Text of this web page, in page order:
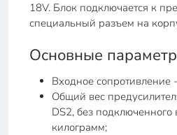
18V. Блок подключается к
специальный разъем на
Основные
Входное
Общий вес
DS2, без
килограмм;